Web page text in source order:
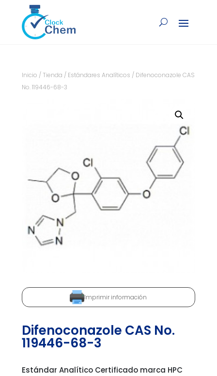
Inicio / Tienda / Estándares Analíticos / Difenoconazole CAS
No. 119446-68-3
Imprimir información
Difenoconazole CAS No.
119446-68-3
Estándar Analítico Certificado marca HPC